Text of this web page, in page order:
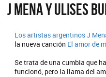
J Mena y Ulises
Los artistas argentinosJ
la nueva canción El amor de
Se trata de una cumbia que
funcionó, pero la llama del